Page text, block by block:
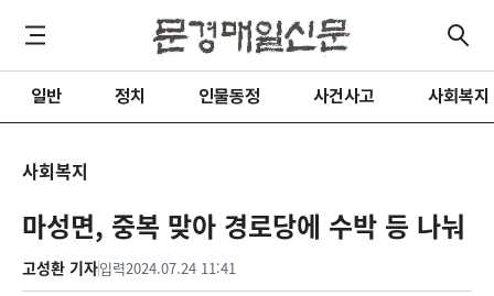
일반 정치 인물동정 사건사고 사회복지
사회복지
마성면, 중복 맞아 경로당에 수박 등 나눠
고성환 기자입력2024.07.24 11:41